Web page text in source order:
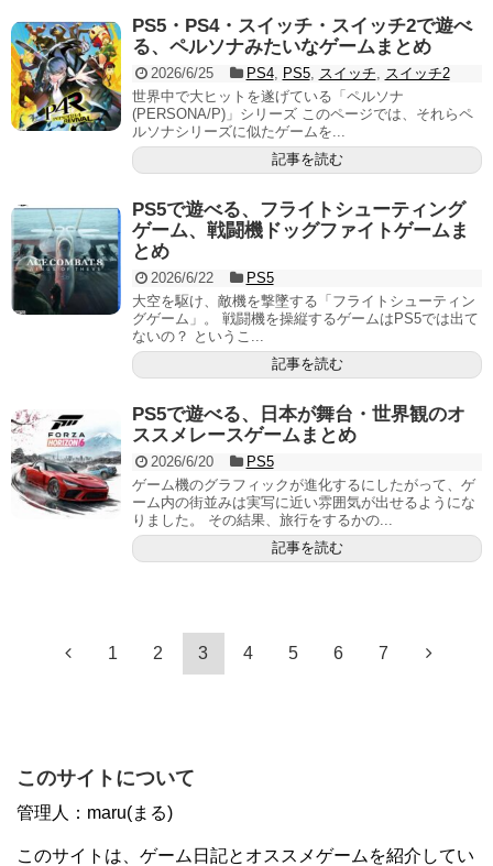
PS5・PS4・スイッチ・スイッチ2で遊べ
る、ペルソナみたいなゲームまとめ
2026/6/25 PS4, PS5, スイッチ, スイッチ2
世界中で大ヒットを遂げている「ペルソナ
(PERSONA/P)」シリーズ このページでは、それらペ
ルソナシリーズに似たゲームを...
記事を読む
PS5で遊べる、フライトシューティング
ゲーム、戦闘機ドッグファイトゲームま
とめ
2026/6/22
PS5
大空を駆け、敵機を撃墜する「フライトシューティン
グゲーム」。 戦闘機を操縦するゲームはPS5では出て
ないの？ というこ...
記事を読む
PS5で遊べる、日本が舞台・世界観のオ
ススメレースゲームまとめ
2026/6/20
PS5
ゲーム機のグラフィックが進化するにしたがって、ゲ
ーム内の街並みは実写に近い雰囲気が出せるようにな
りました。 その結果、旅行をするかの...
記事を読む
1 2 3 4 5 6 7
このサイトについて
管理人：maru(まる)
このサイトは、ゲーム日記とオススメゲームを紹介してい